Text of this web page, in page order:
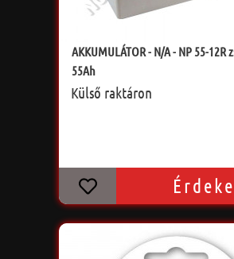
AKKUMULÁTOR - N/A - NP 55-12R
55Ah
Külső raktáron